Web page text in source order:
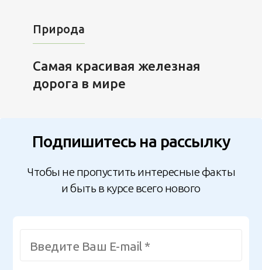
Природа
Самая красивая железная
дорога в мире
Подпишитесь на рассылку
Чтобы не пропустить интересные факты
и быть в курсе всего нового